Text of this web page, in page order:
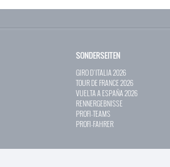
SONDERSEITEN
GIRO D`ITALIA 2026
TOUR DE FRANCE 2026
VUELTA A ESPAÑA 2026
RENNERGEBNISSE
PROFI-TEAMS
PROFI-FAHRER